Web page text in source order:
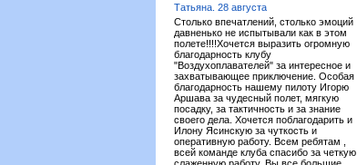
Татьяна. 28 августа
Столько впечатлений, столько эмоций
давненько не испытывали как в этом
полете!!!!Хочется выразить огромную
благодарность клубу
"Воздухоплавателей" за интересное и
захватывающее приключение. Особая
благодарность нашему пилоту Игорю
Аршава за чудесный полет, мягкую
посадку, за тактичность и за знание
своего дела. Хочется поблагодарить и
Илону Ясинскую за чуткость и
оперативную работу. Всем ребятам ,
всей команде клуба спасибо за четкую